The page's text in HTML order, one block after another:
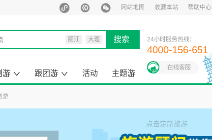
网站地图 收藏本站 帮助中心
丽江
大理
马尔代夫
搜索 24小时服务热线：
4000-156-651
在线客服
游
跟团游
活动 主题游
游
点击定制旅游